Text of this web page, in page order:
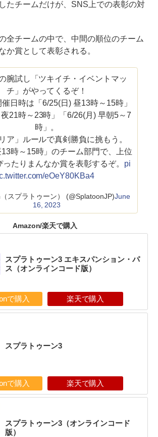
たチームだけが、SNS上での表彰の対
全チームの中で、中間の順位のチーム
か賞として表彰される。
腕試し「ツキイチ・イベントマッ
チ」がやってくるぞ！
日時は「6/25(日) 昼13時～15時」
夜21時～23時」「6/26(月) 早朝5～7
時」。
ア」ルールで真剣勝負に挑もう。
時～15時」のチーム部門で、上位
ったりまんなか賞を表彰するぞ。 pi
eOeY80KBa4
スプラトゥーン） (@SplatoonJP)June
16, 2023
Amazon/楽天で購入
スプラトゥーン3 エキスパンション・パ
ス（オンラインコード版）
で購入 楽天で購入
スプラトゥーン3
で購入 楽天で購入
スプラトゥーン3（オンラインコード
版）